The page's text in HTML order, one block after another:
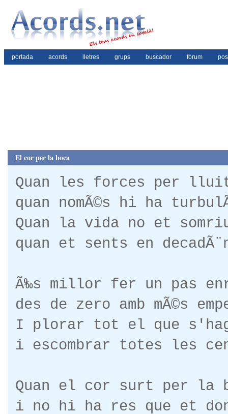
portada acords lletres grups buscador fòrum
El cor per la boca
Quan les forces per
quan nomÃ©s hi ha
Quan la vida no et
quan et sents en
Ã‰s millor fer un pas
des de zero amb mÃ©s
I plorar tot el que
i escombrar totes les
Quan el cor surt per la
i no hi ha res que et